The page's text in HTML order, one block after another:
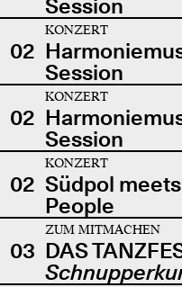
Session
02
KONZERT
Session
02
KONZERT
Session
02
KONZERT
Südpol
People
03
ZUM MITMACHEN
DAS